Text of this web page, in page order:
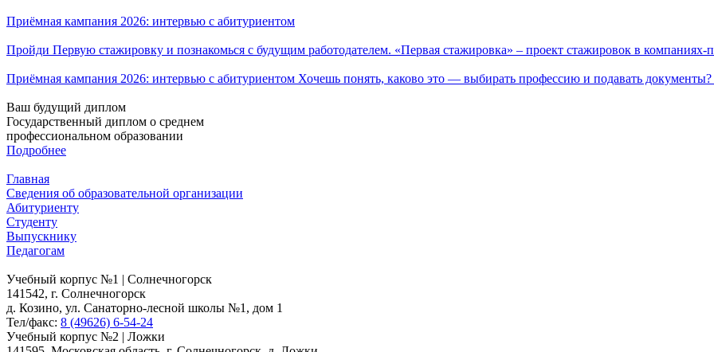
Приёмная кампания 2026: интервью с абитуриентом
Пройди Первую стажировку и познакомься с будущим работодателем. «Первая стажировка» – проект стажировок в компаниях-
Приёмная кампания 2026: интервью с абитуриентом Хочешь понять, каково это — выбирать профессию и подавать
Ваш будущий диплом
Государственный диплом о среднем
профессиональном образовании
Подробнее
Главная
Сведения об образовательной организации
Абитуриенту
Студенту
Выпускнику
Педагогам
Учебный корпус №1 | Солнечногорск
141542, г. Солнечногорск
д. Козино, ул. Санаторно-лесной школы №1, дом 1
Тел/факс: 8 (49626) 6-54-24
Учебный корпус №2 | Ложки